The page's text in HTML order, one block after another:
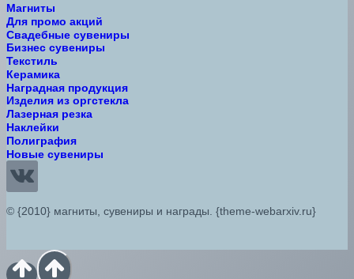
Магниты
Для промо акций
Свадебные сувениры
Бизнес сувениры
Текстиль
Керамика
Наградная продукция
Изделия из оргстекла
Лазерная резка
Наклейки
Полиграфия
Новые сувениры
© {2010} магниты, сувениры и награды. {theme-webarxiv.ru}